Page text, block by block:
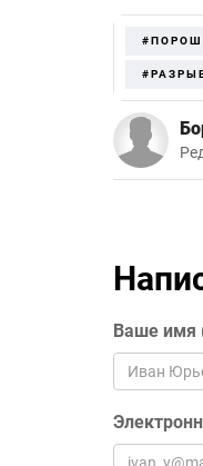
Ваше имя